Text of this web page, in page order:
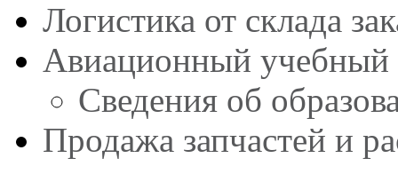
Логистика от склада
Авиационный учебный
Сведения об
Продажа запчастей и